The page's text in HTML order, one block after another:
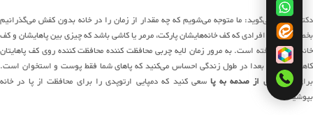
دکتر سوترا می‌گوید: ما متوجه می‌شویم که چه مقدار از زمان را در خانه بدون کفش می‌گذرانیم
بخصوص برای افرادی که کف خانه‌هایشان پارکت، مرمر یا کاشی باشد که چیزی بین پاهایشان و کف
خانه قرار نگرفته است. به مرور زمان لایه چربی محافظت کننده محافظت کننده روی کف پاهایتان
کاهش می‌یابد، بعدا در طول زندگی احساس می‌کنید که پاهای شما فقط پوست و استخوان است.
برای پیشگیری از صدمه به پاسعی کنید که دمپایی ارتوپدی را برای محافظت از پا در خانه
بپوشید.